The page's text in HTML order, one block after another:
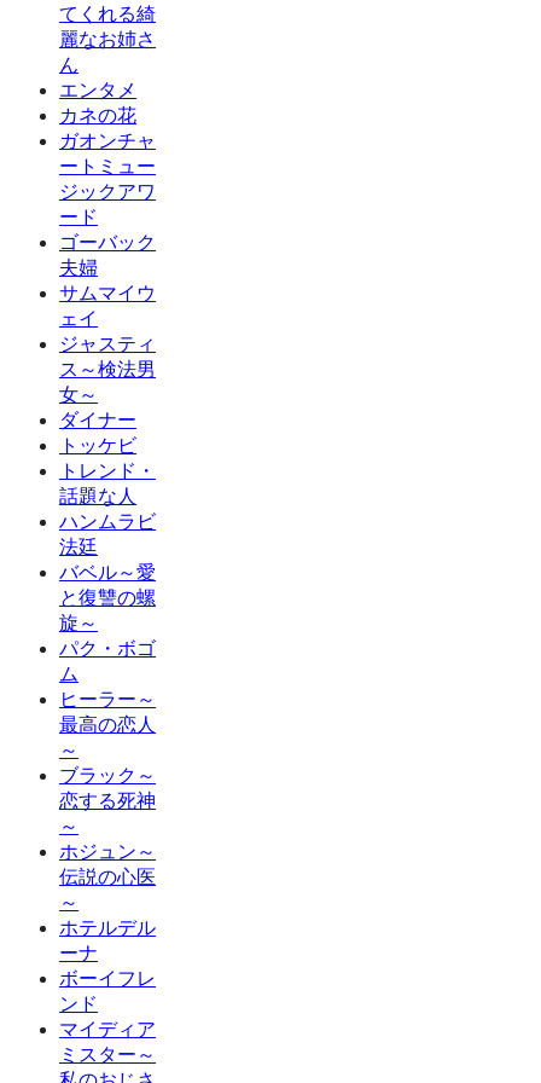
てくれる綺
麗なお姉さ
ん
エンタメ
カネの花
ガオンチャ
ートミュー
ジックアワ
ード
ゴーバック
夫婦
サムマイウ
ェイ
ジャスティ
ス～検法男
女～
ダイナー
トッケビ
トレンド・
話題な人
ハンムラビ
法廷
バベル～愛
と復讐の螺
旋～
パク・ボゴ
ム
ヒーラー～
最高の恋人
～
ブラック～
恋する死神
～
ホジュン～
伝説の心医
～
ホテルデル
ーナ
ボーイフレ
ンド
マイディア
ミスター～